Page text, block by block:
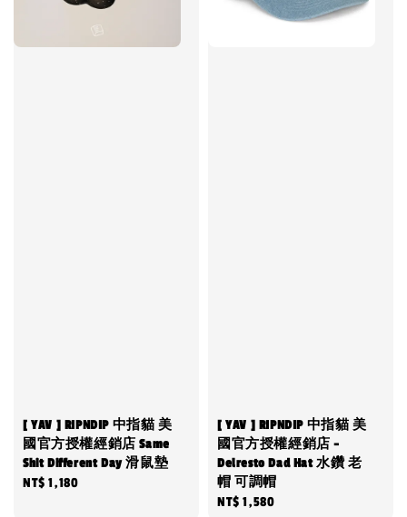
[ YAV ] RIPNDIP 中指貓 美
國官方授權經銷店 Same
Shit Different Day 滑鼠墊
Regular
NT$ 1,180
[ YAV ] RIPNDIP 中指貓 美
國官方授權經銷店 -
Delresto Dad Hat 水鑽 老
帽 可調帽
Regular
NT$ 1,580